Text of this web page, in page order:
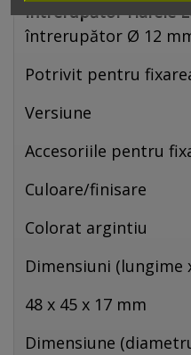
întrerupător Häfele
întrerupător Ø 12
Potrivit pentru
Versiune
Accesoriile pentru
Culoare/finisare
Colorat argintiu
Dimensiuni (lungime
48 x 45 x 17 mm
Dimensiune